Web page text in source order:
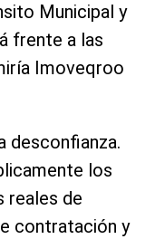
Municipal y
frente a las
Imoveqroo
desconfianza.
los
reales de
contratación y